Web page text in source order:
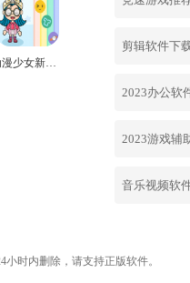
动漫少女新世界安卓版
时内删除，请支持正版软件。